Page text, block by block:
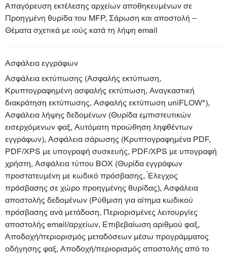
Απαγόρευση εκτέλεσης αρχείων αποθηκευμένων σε
Προηγμένη θυρίδα του MFP, Σάρωση και αποστολή –
Θέματα σχετικά με ιούς κατά τη λήψη email
Ασφάλεια εγγράφων
Ασφάλεια εκτύπωσης (Ασφαλής εκτύπωση,
Κρυπτογραφημένη ασφαλής εκτύπωση, Αναγκαστική
διακράτηση εκτύπωσης, Ασφαλής εκτύπωση uniFLOW*),
Ασφάλεια λήψης δεδομένων (Θυρίδα εμπιστευτικών
εισερχόμενων φαξ, Αυτόματη προώθηση ληφθέντων
εγγράφων), Ασφάλεια σάρωσης (Κρυπτογραφημένα PDF,
PDF/XPS με υπογραφή συσκευής, PDF/XPS με υπογραφή
χρήστη, Ασφάλεια τύπου BOX (Θυρίδα εγγράφων
προστατευμένη με κωδικό πρόσβασης, Έλεγχος
πρόσβασης σε χώρο προηγμένης θυρίδας), Ασφάλεια
αποστολής δεδομένων (Ρύθμιση για αίτημα κωδικού
πρόσβασης ανά μετάδοση, Περιορισμένες λειτουργίες
αποστολής email/αρχείων, Επιβεβαίωση αριθμού φαξ,
Αποδοχή/περιορισμός μεταδόσεων μέσω προγράμματος
οδήγησης φαξ, Αποδοχή/περιορισμός αποστολής από το